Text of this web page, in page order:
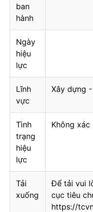
ban
hành
Ngày
hiệu
lực
Lĩnh
vực
Xây dựng
Tình
trạng
hiệu
lực
Không xác
Tải
xuống
Để tải vui
cục tiêu
https://